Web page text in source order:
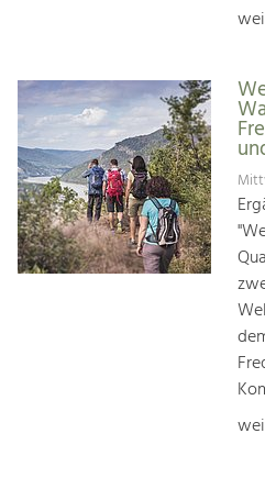
Steigerung regionaler